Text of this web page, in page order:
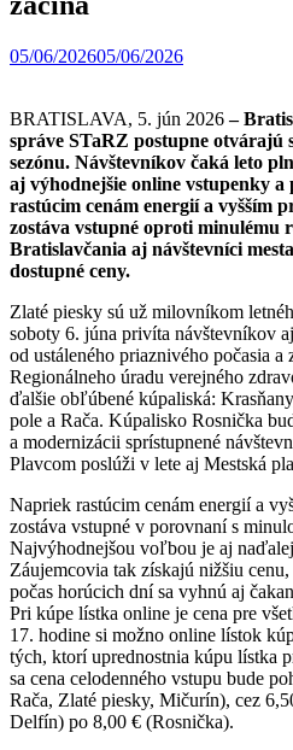
05/06/202605/06/2026
BRATISLAVA, 5. jún 2026 –
správe STaRZ postupne otvárajú
sezónu. Návštevníkov čaká leto
aj výhodnejšie online vstupenky
rastúcim cenám energií a vyšším
zostáva vstupné oproti minulému
Bratislavčania aj návštevníci
dostupné ceny.
Zlaté piesky sú už milovníkom
soboty 6. júna privíta návštevníkov
od ustáleného priaznivého počasia
Regionálneho úradu verejného
ďalšie obľúbené kúpaliská:
pole a Rača. Kúpalisko Rosnička
a modernizácii sprístupnené
Plavcom poslúži v lete aj Mestská
Napriek rastúcim cenám energií a
zostáva vstupné v porovnaní s
Najvýhodnejšou voľbou je aj
Záujemcovia tak získajú nižšiu
počas horúcich dní sa vyhnú aj
Pri kúpe lístka online je cena pre
17. hodine si možno online lístok
tých, ktorí uprednostnia kúpu lístka
sa cena celodenného vstupu bude
Rača, Zlaté piesky, Mičurín), cez
Delfín) po 8,00 € (Rosnička).